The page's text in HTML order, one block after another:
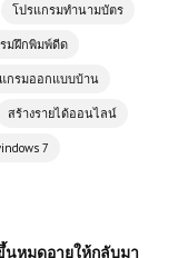
โปรแกรมทำนามบัตร
มฝึกพิมพ์ดีด
กรมออกแบบบ้าน
สร้างรายได้ออนไลน์
7
หมดอายุให้กลับมา